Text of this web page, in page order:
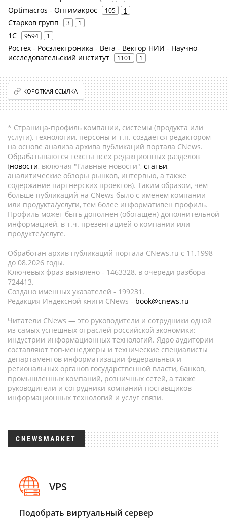
Optimacros - Оптимакрос 105 1
Старков групп 3 1
1С 9594 1
Ростех - Росэлектроника - Вега - Вектор НИИ - Научно-
исследовательский институт
1101 1
КОРОТКАЯ ССЫЛКА
* Страница-профиль компании, системы (продукта или
услуги), технологии, персоны и т.п. создается редактором
на основе анализа архива публикаций портала CNews.
Обрабатываются тексты всех редакционных разделов
(новости, включая "Главные новости", статьи,
аналитические обзоры рынков, интервью, а также
содержание партнёрских проектов). Таким образом, чем
больше публикаций на CNews было с именем компании
или продукта/услуги, тем более информативен профиль.
Профиль может быть дополнен (обогащен) дополнительной
информацией, в т.ч. презентацией о компании или
продукте/услуге.
Обработан архив публикаций портала CNews.ru c 11.1998
до 08.2026 годы.
Ключевых фраз выявлено - 1463328, в очереди разбора -
724413.
Создано именных указателей - 199231.
Редакция Индексной книги CNews - book@cnews.ru
Читатели CNews — это руководители и сотрудники одной
из самых успешных отраслей российской экономики:
индустрии информационных технологий. Ядро аудитории
составляют топ-менеджеры и технические специалисты
департаментов информатизации федеральных и
региональных органов государственной власти, банков,
промышленных компаний, розничных сетей, а также
руководители и сотрудники компаний-поставщиков
информационных технологий и услуг связи.
CNEWSMARKET
VPS
Подобрать виртуальный сервер